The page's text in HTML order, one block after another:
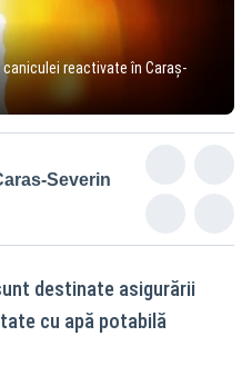
reactivate în Caraş-
Severin
destinate asigurării
cu apă potabilă